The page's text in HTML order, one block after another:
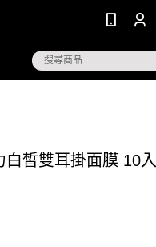
白皙雙耳掛面膜 10入